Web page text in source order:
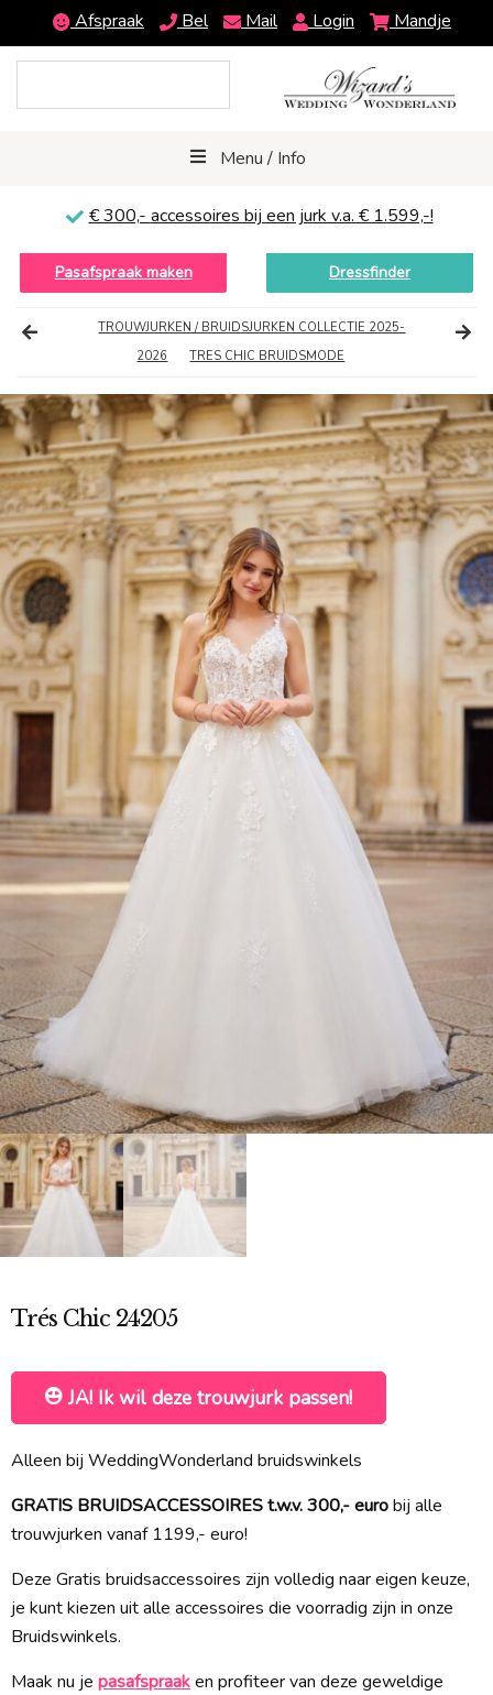
Afspraak Bel Mail Login Mandje
Menu / Info
€ 300,- accessoires bij een jurk v.a. € 1.599,-!
Pasafspraak maken Dressfinder
TROUWJURKEN / BRUIDSJURKEN COLLECTIE 2025-
2026
TRES CHIC BRUIDSMODE
Trés Chic 24205
JA! Ik wil deze trouwjurk passen!
Alleen bij WeddingWonderland bruidswinkels
GRATIS BRUIDSACCESSOIRES t.w.v. 300,- eurobij alle
trouwjurken vanaf 1199,- euro!
Deze Gratis bruidsaccessoires zijn volledig naar eigen keuze,
je kunt kiezen uit alle accessoires die voorradig zijn in onze
Bruidswinkels.
Maak nu je pasafspraaken profiteer van deze geweldige